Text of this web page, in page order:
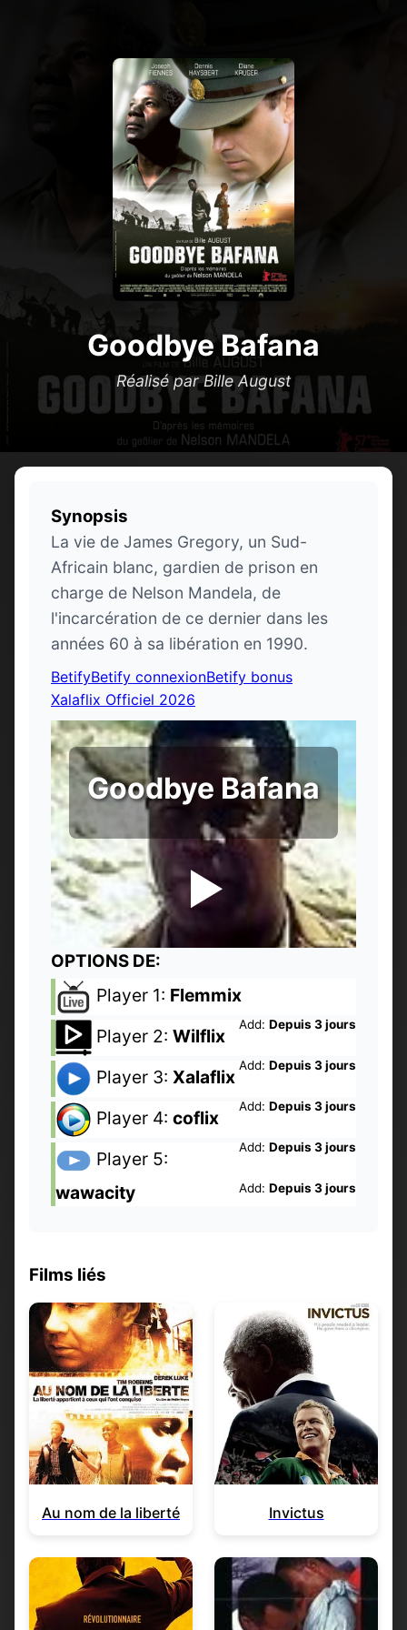
Goodbye Bafana
Réalisé par Bille August
Synopsis
La vie de James Gregory, un Sud-
Africain blanc, gardien de prison en
charge de Nelson Mandela, de
l'incarcération de ce dernier dans les
années 60 à sa libération en 1990.
BetifyBetify connexionBetify bonus
Xalaflix Officiel 2026
Goodbye Bafana
OPTIONS DE:
Player 1: Flemmix
Add: Depuis 3 jours
Player 2: Wilflix
Add: Depuis 3 jours
Player 3: Xalaflix
Add: Depuis 3 jours
Player 4: coflix
Add: Depuis 3 jours
Player 5:
wawacity
Add: Depuis 3 jours
Films liés
Au nom de la liberté Invictus